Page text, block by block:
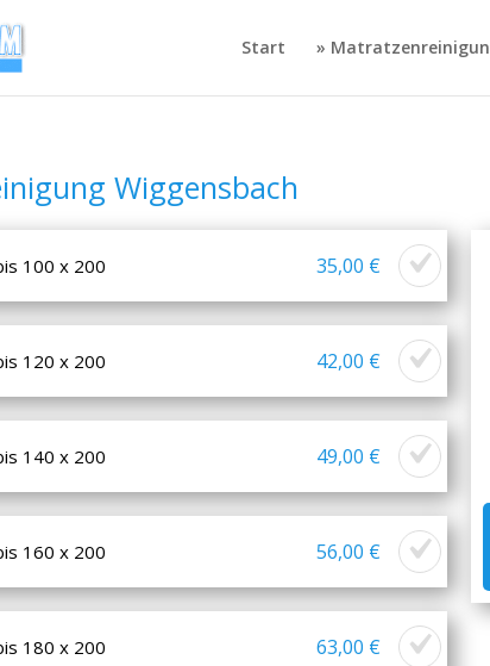
Start »
Wiggensbach
100 x 200 35,00 €
120 x 200 42,00 €
140 x 200 49,00 €
160 x 200 56,00 €
180 x 200 63,00 €